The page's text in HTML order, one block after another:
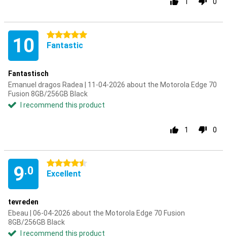
10 5 stars
Fantastic
Fantastisch
Emanuel dragos Radea | 11-04-2026 about the Motorola Edge 70
Fusion 8GB/256GB Black
I recommend this product
1 0
9.0
4.5 stars
Excellent
tevreden
Ebeau | 06-04-2026 about the Motorola Edge 70 Fusion
8GB/256GB Black
I recommend this product